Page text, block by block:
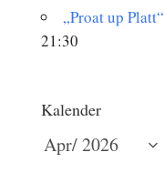
„Proat up Platt“
21:30
Kalender